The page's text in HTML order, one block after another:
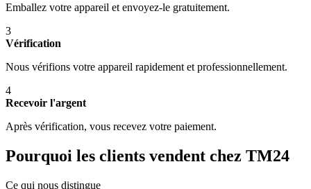
Emballez votre appareil et envoyez-le gratuitement.
3
Vérification
Nous vérifions votre appareil rapidement et professionnellement.
4
Recevoir l'argent
Après vérification, vous recevez votre paiement.
Pourquoi les clients vendent chez TM24
Ce qui nous distingue